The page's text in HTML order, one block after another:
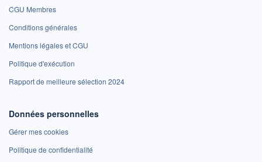
CGU Membres
Conditions générales
Mentions légales et CGU
Politique d'exécution
Rapport de meilleure sélection 2024
Données personnelles
Gérer mes cookies
Politique de confidentialité